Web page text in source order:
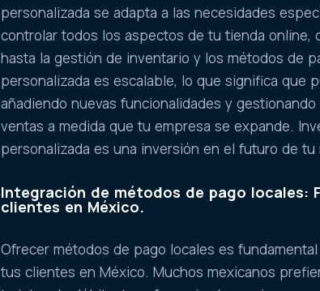
personalizada se adapta a las necesidades
controlar todos los aspectos de tu tienda online,
hasta la gestión de inventario y los métodos de
personalizada es escalable, lo que significa que
añadiendo nuevas funcionalidades y
ventas a medida que tu empresa se expande.
personalizada es una inversión en el futuro de
Integración de métodos de pago locales:
clientes en México.
Ofrecer métodos de pago locales es
tus clientes en México. Muchos mexicanos